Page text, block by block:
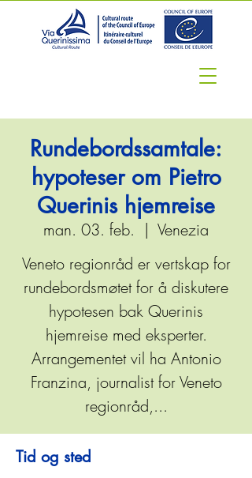
Rundebordssamtale:
hypoteser om Pietro
Querinis hjemreise
man. 03. feb.
  |
Venezia
Veneto regionråd er vertskap for
rundebordsmøtet for å diskutere
hypotesen bak Querinis
hjemreise med eksperter.
Arrangementet vil ha Antonio
Franzina, journalist for Veneto
regionråd,...
Tid og sted